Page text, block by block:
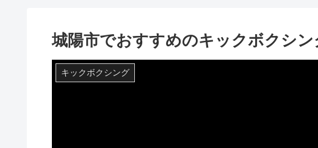
城陽市でおすすめのキックボクシ
キックボクシング